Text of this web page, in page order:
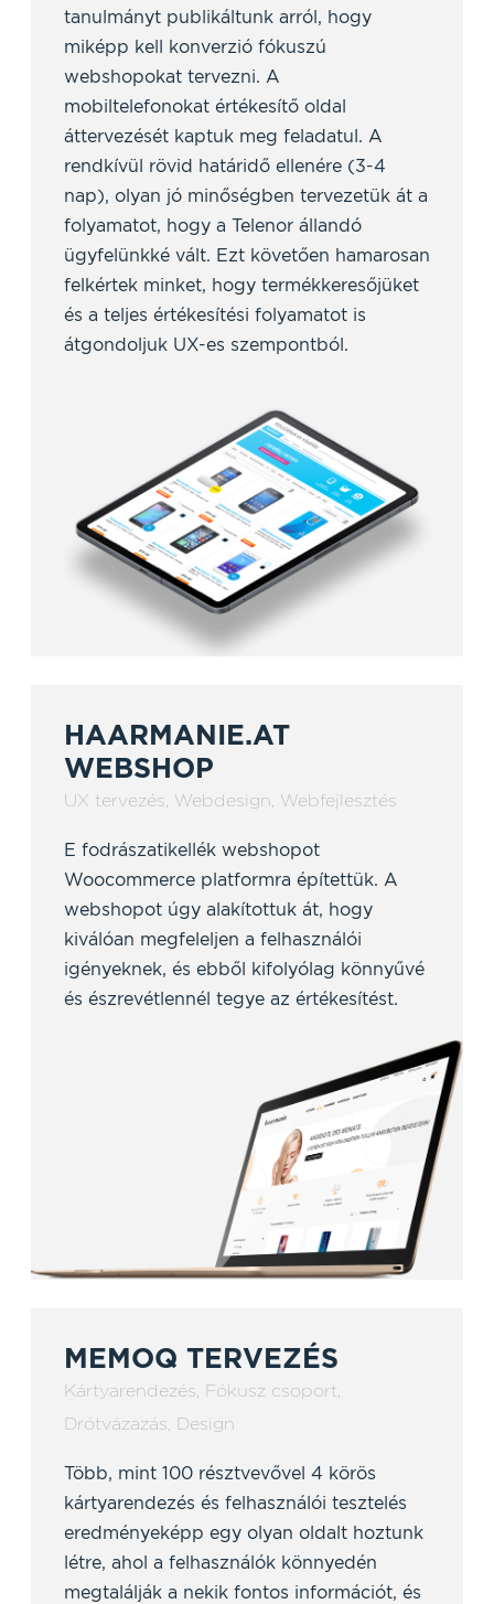
tanulmányt publikáltunk arról, hogy
miképp kell konverzió fókuszú
webshopokat tervezni. A
mobiltelefonokat értékesítő oldal
áttervezését kaptuk meg feladatul. A
rendkívül rövid határidő ellenére (3-4
nap), olyan jó minőségben tervezetük át a
folyamatot, hogy a Telenor állandó
ügyfelünkké vált. Ezt követően hamarosan
felkértek minket, hogy termékkeresőjüket
és a teljes értékesítési folyamatot is
átgondoljuk UX-es szempontból.
HAARMANIE.AT
WEBSHOP
UX tervezés, Webdesign, Webfejlesztés
E fodrászatikellék webshopot
Woocommerce platformra építettük. A
webshopot úgy alakítottuk át, hogy
kiválóan megfeleljen a felhasználói
igényeknek, és ebből kifolyólag könnyűvé
és észrevétlennél tegye az értékesítést.
MEMOQ TERVEZÉS
Kártyarendezés Fókusz csoport
Drótvázazás Design
Több, mint 100 résztvevővel 4 körös
kártyarendezés és felhasználói tesztelés
eredményeképp egy olyan oldalt hoztunk
létre, ahol a felhasználók könnyedén
megtalálják a nekik fontos információt, és